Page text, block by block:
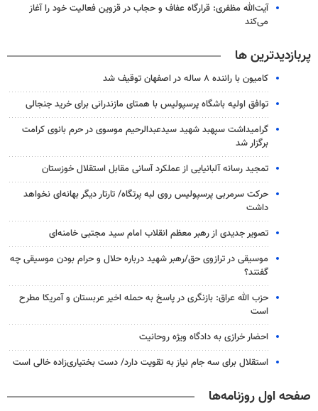
آیت‌الله مظفری: قرارگاه عفاف و حجاب در قزوین فعالیت خود را آغاز
می‌کند
پربازدیدترین ها
کامیون با راننده ۸ ساله در اصفهان توقیف شد
توافق اولیه باشگاه پرسپولیس با همتای مازندرانی برای خرید جنجالی
گرامیداشت سپهبد شهید سیدعبدالرحیم موسوی در حرم بانوی کرامت
برگزار شد
تمجید رسانه آلبانیایی از عملکرد آسانی مقابل استقلال خوزستان
حرکت سرمربی پرسپولیس روی لبه پرتگاه/ تارتار دیگر بهانه‌ای نخواهد
داشت
تصویر جدیدی از رهبر معظم انقلاب امام سید مجتبی خامنه‌ای
موسیقی در ترازوی حق/رهبر شهید درباره حلال و حرام بودن موسیقی چه
گفتند؟
حزب الله عراق: بازنگری در پاسخ به حمله اخیر عربستان و آمریکا مطرح
است
احضار خرازی به دادگاه ویژه روحانیت
استقلال برای سه جام نیاز به تقویت دارد/ دست بختیاری‌زاده خالی است
صفحه اول روزنامه‌ها